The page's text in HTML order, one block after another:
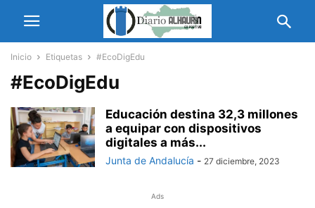
Inicio Etiquetas #EcoDigEdu
#EcoDigEdu
Educación destina 32,3 millones
a equipar con dispositivos
digitales a más...
Junta de Andalucía - 27 diciembre, 2023
Ads